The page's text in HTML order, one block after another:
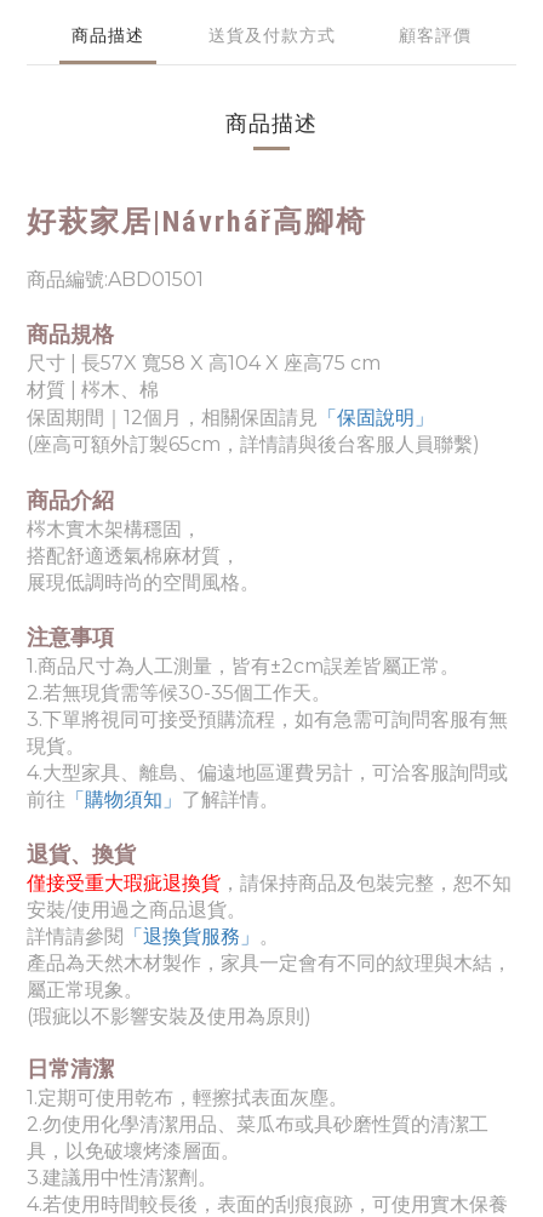
商品描述 送貨及付款方式 顧客評價
商品描述
好萩家居|Návrhář高腳椅
商品編號:ABD01501
商品規格
尺寸 | 長57X 寬58 X 高104 X 座高75 cm
材質 | 梣木、 棉
保固期間｜12個月，相關保固請見 「保固說明」
(座高可額外訂製65cm，詳情請與後台客服人員聯繫)
商品介紹
梣木實木架構穩固，
搭配舒適透氣棉麻材質，
展現低調時尚的空間風格。
注意事項
1.商品尺寸為人工測量，皆有±2cm誤差皆屬正常。
2.若無現貨需等候30-35個工作天。
3.下單將視同可接受預購流程，如有急需可詢問客服有無
現貨。
4.大型家具、離島、偏遠地區運費另計，可洽客服詢問或
前往 「購物須知」 了解詳情。
退貨、換貨
僅接受重大瑕疵退換貨 ，請保持商品及包裝完整，恕不知
安裝/使用過之商品退貨。
詳情請參閱 「退換貨服務」 。
產品為天然木材製作，家具一定會有不同的紋理與木結，
屬正常現象。
(瑕疵以不影響安裝及使用為原則)
日常清潔
1.定期可使用乾布，輕擦拭表面灰塵。
2.勿使用化學清潔用品、菜瓜布或具砂磨性質的清潔工
具，以免破壞烤漆層面。
3.建議用中性清潔劑。
4.若使用時間較長後，表面的刮痕痕跡，可使用實木保養